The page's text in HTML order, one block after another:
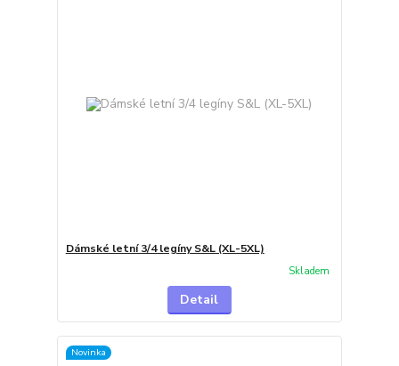
Dámské letní 3/4 legíny S&L (XL-5XL)
Skladem
Detail
Novinka